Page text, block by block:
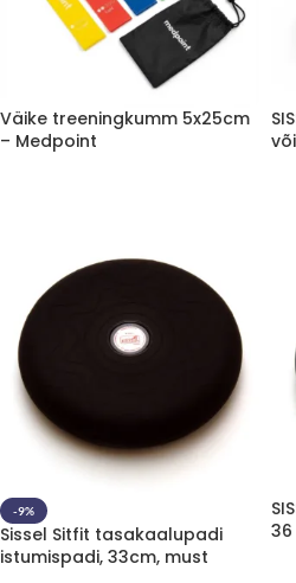
Väike treeningkumm 5x25cm
– Medpoint
-9%
Sissel Sitfit tasakaalupadi
istumispadi, 33cm, must
36